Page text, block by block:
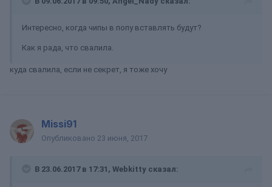
Интересно, когда чипы в попу вставлять будут?
Как я рада, что свалила.
куда свалила, если не секрет, я тоже хочу
Missi91
Опубликовано 23 июня, 2017
В 23.06.2017 в 17:31, Webkitty сказал: